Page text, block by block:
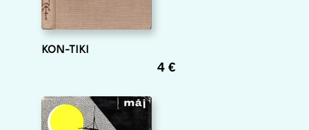
KON-TIKI
4 €